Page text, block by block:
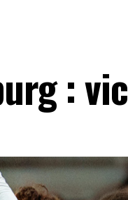
: